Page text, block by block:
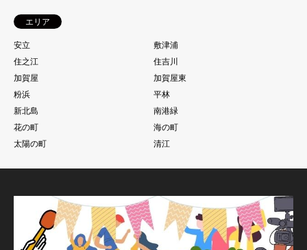
エリア
安立
敷津浦
住之江
住吉川
加賀屋
加賀屋東
粉浜
平林
新北島
南港緑
花の町
海の町
太陽の町
清江